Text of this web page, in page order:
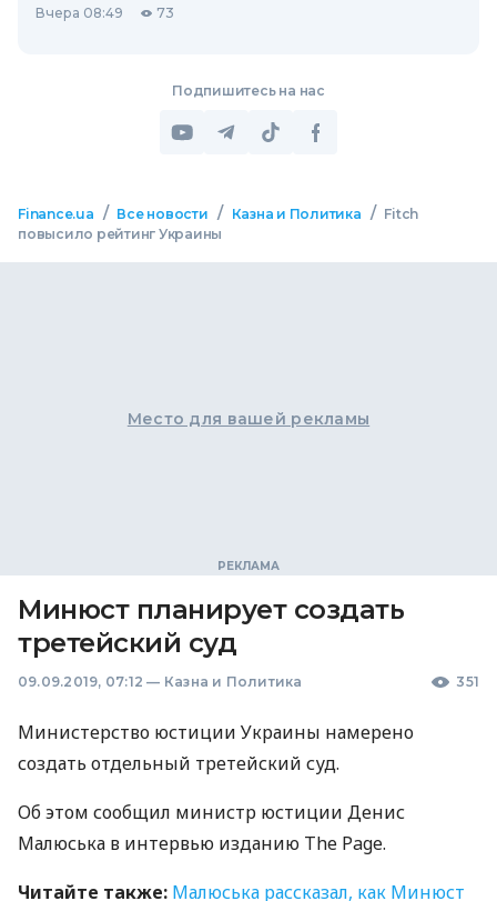
Вчера 08:49 73
Подпишитесь на нас
Finance.ua / Все новости / Казна и Политика / Fitch
повысило рейтинг Украины
Место для вашей рекламы
Минюст планирует создать
третейский суд
09.09.2019, 07:12 — Казна и Политика 351
Министерство юстиции Украины намерено
создать отдельный третейский суд.
Об этом сообщил министр юстиции Денис
Малюська в интервью изданию The Page.
Читайте также: Малюська рассказал, как Минюст